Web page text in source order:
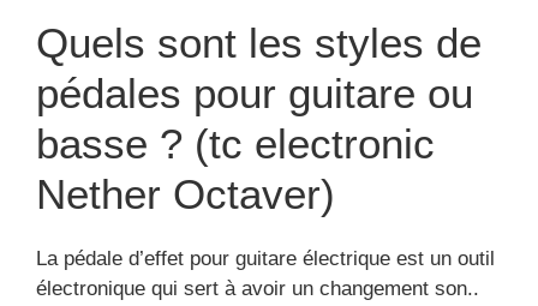
Quels sont les styles de
pédales pour guitare ou
basse ? (tc electronic
Nether Octaver)
La pédale d’effet pour guitare électrique est un outil
électronique qui sert à avoir un changement son..